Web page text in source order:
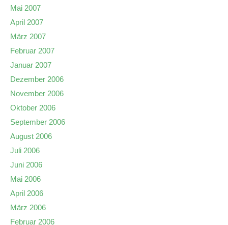
Mai 2007
April 2007
März 2007
Februar 2007
Januar 2007
Dezember 2006
November 2006
Oktober 2006
September 2006
August 2006
Juli 2006
Juni 2006
Mai 2006
April 2006
März 2006
Februar 2006